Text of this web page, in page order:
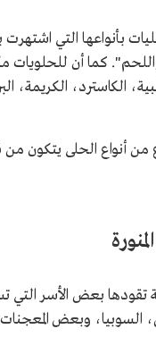
بأنواعها التي اشتهرت بها
كما أن للحلويات
الكاسترد، الكريمة،
أنواع الحلى يتكون من
تقودها بعض الأسر التي
السوبيا، وبعض